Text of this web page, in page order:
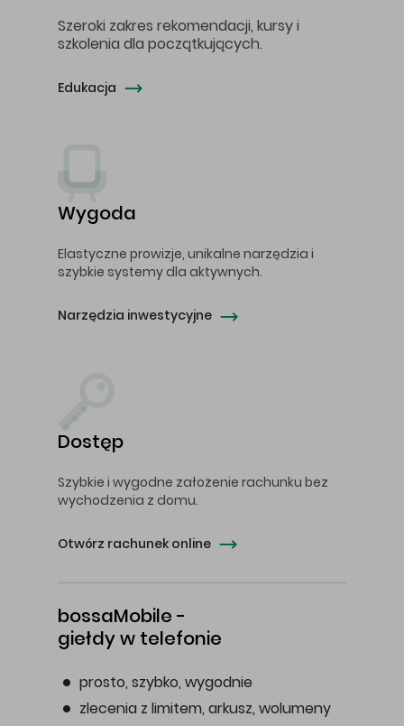
Szeroki zakres rekomendacji, kursy i
szkolenia dla początkujących.
Edukacja
Wygoda
Elastyczne prowizje, unikalne narzędzia i
szybkie systemy dla aktywnych.
Narzędzia inwestycyjne
Dostęp
Szybkie i wygodne założenie rachunku bez
wychodzenia z domu.
Otwórz rachunek online
bossaMobile -
giełdy w telefonie
prosto, szybko, wygodnie
zlecenia z limitem, arkusz, wolumeny